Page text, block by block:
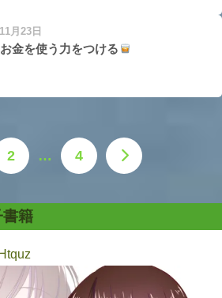
月23日
お金を使う力をつける
2 … 4
書籍